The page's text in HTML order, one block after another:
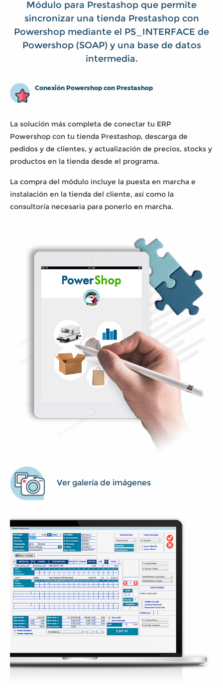
Módulo para Prestashop que permite
sincronizar una tienda Prestashop con
Powershop mediante el PS_INTERFACE de
Powershop (SOAP) y una base de datos
intermedia.
Conexión Powershop con Prestashop
La solución más completa de conectar tu ERP
Powershop con tu tienda Prestashop, descarga de
pedidos y de clientes, y actualización de precios, stocks y
productos en la tienda desde el programa.
La compra del módulo incluye la puesta en marcha e
instalación en la tienda del cliente, así como la
consultoría necesaria para ponerlo en marcha.
Ver galería de imágenes